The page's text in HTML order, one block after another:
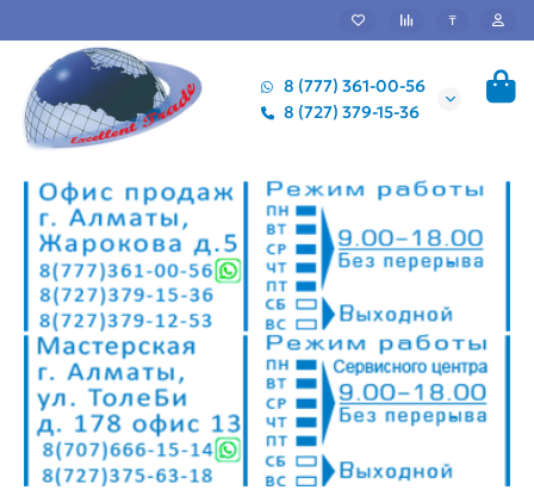
₸
8 (777) 361-00-56
8 (727) 379-15-36